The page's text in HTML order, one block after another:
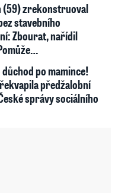
(59) zrekonstruoval
stavebního
Zbourat, nařídil
po mamince!
předžalobní
správy sociálního